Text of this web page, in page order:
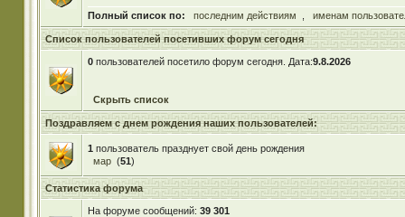
Полный список по:
последним действиям именам
Список пользователей посетивших форум сегодня
0пользователей посетило форум сегодня. Дата:9.8.2026
Скрыть список
Поздравляем с днем рождения наших пользователей:
1 пользователь празднует свой день рождения
мар (51)
Статистика форума
На форуме сообщений: 39 301